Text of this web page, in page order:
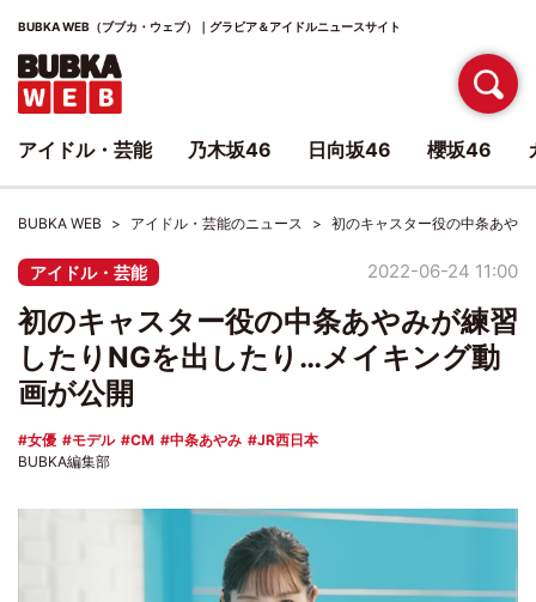
BUBKA WEB（ブブカ・ウェブ）｜グラビア＆アイドルニュースサイト
BUBKA WEB アイドル・芸能のニュース 初のキャスター役の中条あや
アイドル・芸能 2022-06-24 11:00
初のキャスター役の中条あやみが練習
したりNGを出したり…メイキング動
画が公開
女優 モデル CM 中条あやみ
JR西日本
BUBKA編集部
アイドル・芸能 乃木坂46 日向坂46 櫻坂46